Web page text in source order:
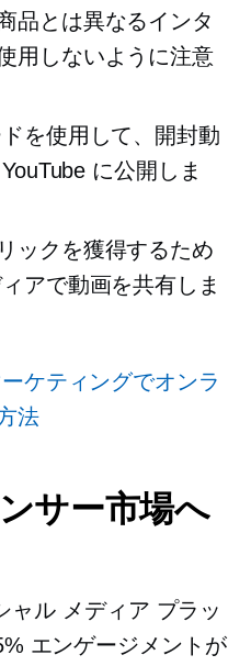
品とは異なるインタ
用しないように注意
を使用して、開封動
に公開しま
ックを獲得するため
アで動画を共有しま
ケティングでオンラ
法
サー市場へ
ャル メディア プラッ
エンゲージメントが